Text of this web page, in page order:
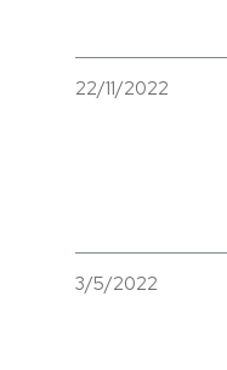
22/11/2022
3/5/2022